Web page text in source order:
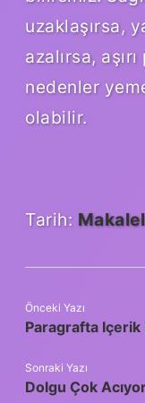
uzaklaşırsa,
azalırsa,
nedenler
olabilir.
Tarih:
Önceki Yazı
Paragrafta Içerik
Sonraki Yazı
Dolgu Çok